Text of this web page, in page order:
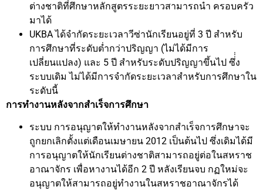
ต่างชาติที่ศึกษาหลักสูตรระยะยาวสามารถนำ ครอบครัว
มาได้
UKBA ได้จำกัดระยะเวลาวีซ่านักเรียนอยู่ที่ 3 ปี สำหรับ
การศึกษาที่ระดับต่ำกว่าปริญญา (ไม่ได้มีการ
เปลี่ยนแปลง) และ 5 ปี สำหรับระดับปริญญาขึ้นไป ซึ่่่ง
ระบบเดิม ไม่ได้มีการจำกัดระยะเวลาสำหรับการศึกษาใน
ระดับนี้
การทำงานหลังจากสำเร็จการศึกษา
ระบบ การอนุญาตให้ทำงานหลังจากสำเร็จการศึกษาจะ
ถูกยกเลิกตั้งแต่เดือนเมษายน 2012 เป็นต้นไป ซึ่งเดิมได้มี
การอนุญาตให้นักเรียนต่างชาติสามารถอยู่ต่อในสหราช
อาณาจักร เพื่อหางานได้อีก 2 ปี หลังเรียนจบ กฏใหม่จะ
อนุญาตให้สามารถอยู่ทำงานในสหราชอาณาจักรได้